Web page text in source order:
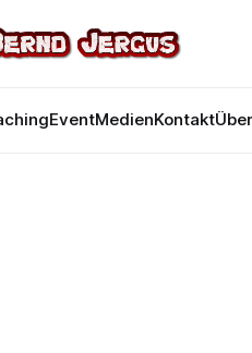
EventMedienKontakt